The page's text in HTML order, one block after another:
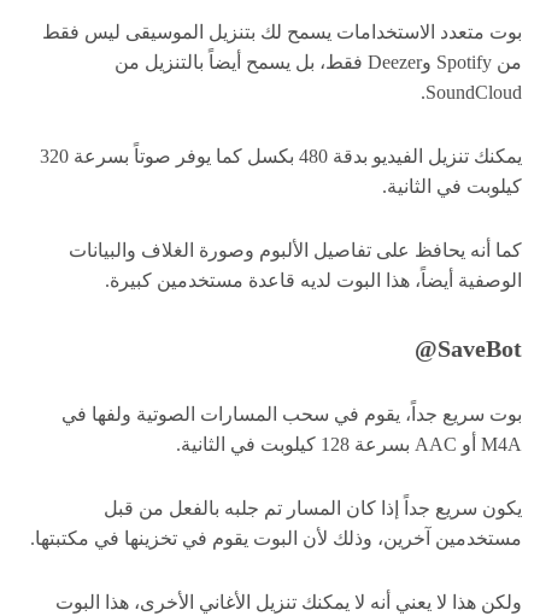
بوت متعدد الاستخدامات يسمح لك بتنزيل الموسيقى ليس فقط
من Spotify وDeezer فقط، بل يسمح أيضاً بالتنزيل من
SoundCloud.
يمكنك تنزيل الفيديو بدقة 480 بكسل كما يوفر صوتاً بسرعة 320
كيلوبت في الثانية.
كما أنه يحافظ على تفاصيل الألبوم وصورة الغلاف والبيانات
الوصفية أيضاً، هذا البوت لديه قاعدة مستخدمين كبيرة.
SaveBot@
بوت سريع جداً، يقوم في سحب المسارات الصوتية ولفها في
M4A أو AAC بسرعة 128 كيلوبت في الثانية.
يكون سريع جداً إذا كان المسار تم جلبه بالفعل من قبل
مستخدمين آخرين، وذلك لأن البوت يقوم في تخزينها في مكتبتها.
ولكن هذا لا يعني أنه لا يمكنك تنزيل الأغاني الأخرى، هذا البوت